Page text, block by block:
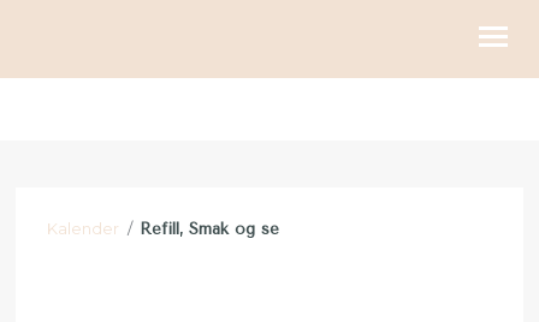
KALENDER
Kalender / Refill, Smak og se